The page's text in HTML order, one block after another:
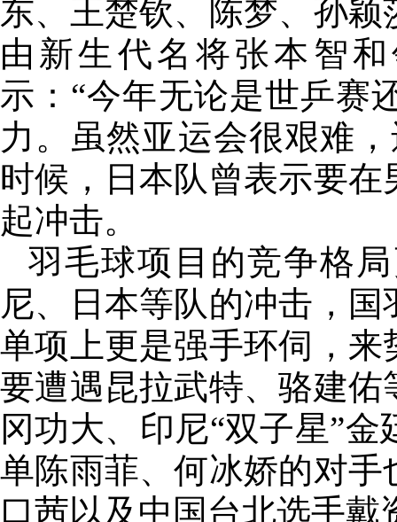
东、王楚钦、陈梦、孙
由新生代名将张本智
示：“今年无论是世乒赛
力。虽然亚运会很艰难
时候，日本队曾表示要
起冲击。
羽毛球项目的竞争格
尼、日本等队的冲击，
单项上更是强手环伺，
要遭遇昆拉武特、骆建
冈功大、印尼“双子星”
单陈雨菲、何冰娇的对
口茜以及中国台北选手戴